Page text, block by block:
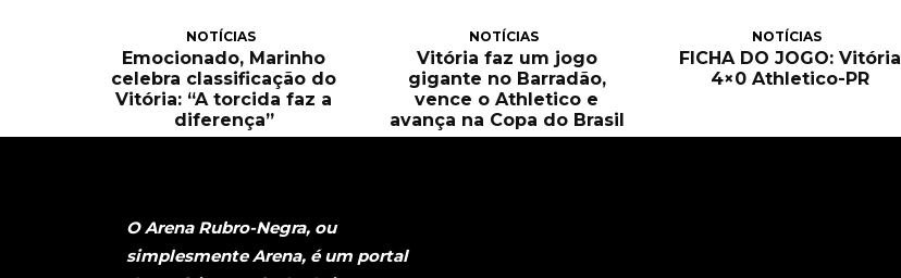
NOTÍCIAS
Emocionado, Marinho
celebra classificação do
Vitória: “A torcida faz a
diferença”
NOTÍCIAS
Vitória faz um jogo
gigante no Barradão,
vence o Athletico e
avança na Copa do Brasil
NOTÍCIAS
FICHA DO JOGO: Vitória
4×0 Athletico-PR
O Arena Rubro-Negra, ou
simplesmente Arena, é um portal